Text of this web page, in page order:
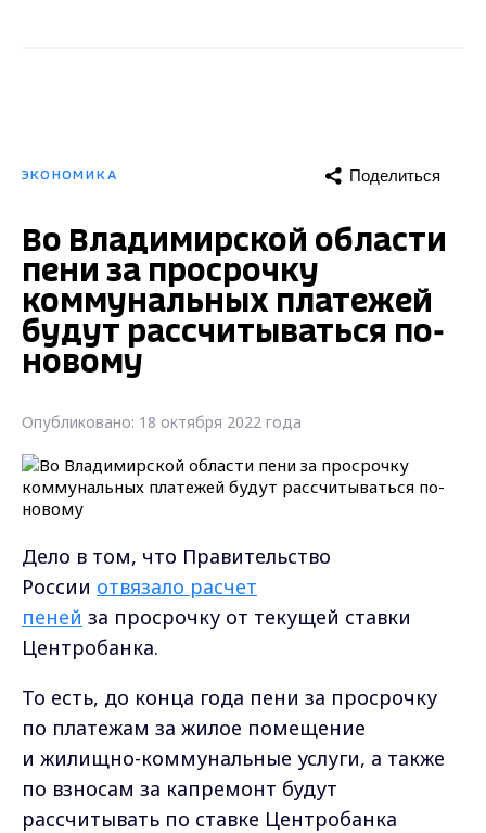
ЭКОНОМИКА Поделиться
Во Владимирской области
пени за просрочку
коммунальных платежей
будут рассчитываться по-
новому
Опубликовано: 18 октября 2022 года
Дело в том, что Правительство
России отвязало расчет
пеней за просрочку от текущей ставки
Центробанка.
То есть, до конца года пени за просрочку
по платежам за жилое помещение
и жилищно-коммунальные услуги, а также
по взносам за капремонт будут
рассчитывать по ставке Центробанка